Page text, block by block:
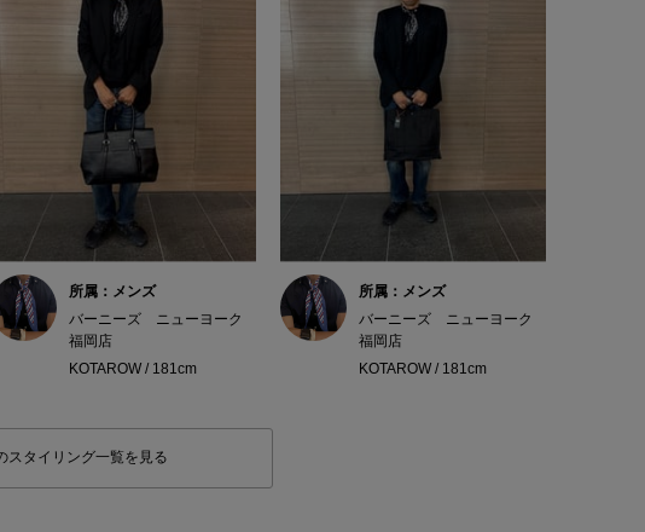
所属：メンズ
バーニーズ ニューヨーク
福岡店
KOTAROW / 181cm
所属：メンズ
バーニーズ ニューヨーク
福岡店
KOTAROW / 181cm
スタイリング一覧を見る